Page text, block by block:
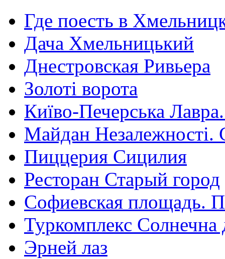
Где поесть в
Дача Хмельницький
Днестровская Ривьера
Золоті ворота
Київо-Печерська
Майдан Незалежності.
Пиццерия Сицилия
Ресторан Старый город
Софиевская площадь.
Туркомплекс Солнечна
Эрней лаз